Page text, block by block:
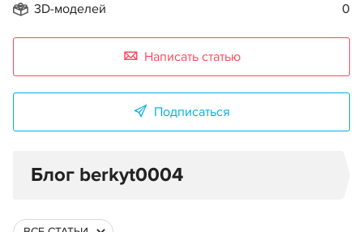
3D-моделей 0
Написать статью
Подписаться
Блог berkyt0004